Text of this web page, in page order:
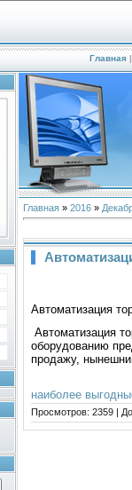
Главная
Главная » 2016 »
Автоматизация
Автоматизация
оборудованию
продажу,
наиболее
Просмотров: 2359